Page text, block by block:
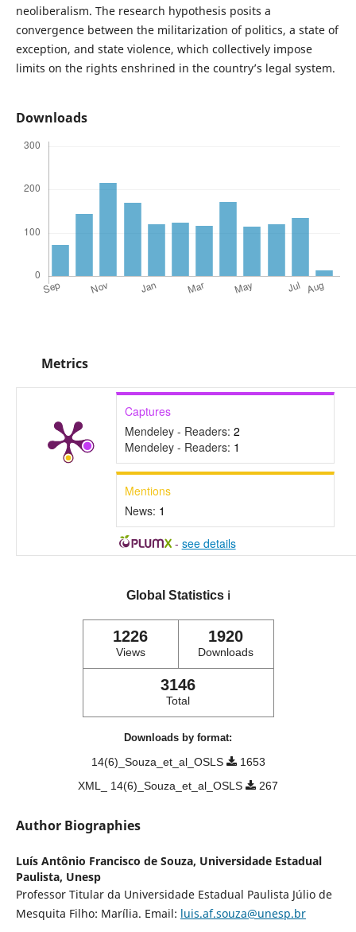
neoliberalism. The research hypothesis posits a
convergence between the militarization of politics, a state of
exception, and state violence, which collectively impose
limits on the rights enshrined in the country’s legal system.
Downloads
Metrics
Captures
Mendeley - Readers: 2
Mendeley - Readers: 1
Mentions
News: 1
- see details
Global Statistics ℹ️
1226
Views
1920
Downloads
3146
Total
Downloads by format:
14(6)_Souza_et_al_OSLS
1653
XML_ 14(6)_Souza_et_al_OSLS
267
Author Biographies
Luís Antônio Francisco de Souza, Universidade Estadual
Paulista, Unesp
Professor Titular da Universidade Estadual Paulista Júlio de
Mesquita Filho: Marília. Email: luis.af.souza@unesp.br